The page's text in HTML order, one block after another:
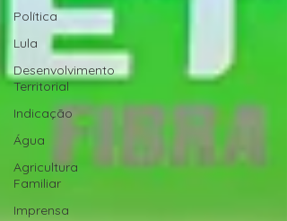
Política
Lula
Desenvolvimento
Territorial
Indicação
Água
Agricultura
Familiar
Imprensa